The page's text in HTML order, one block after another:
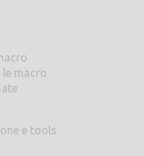
le macro
e tools